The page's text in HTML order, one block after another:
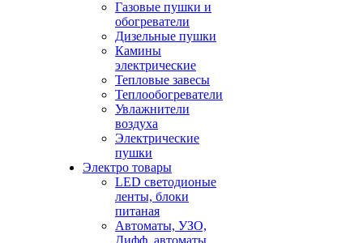
Газовые пушки и
обогреватели
Дизельные пушки
Камины
электрические
Тепловые завесы
Теплообогреватели
Увлажнители
воздуха
Электрические
пушки
Электро товары
LED светодионые
ленты, блоки
питаная
Автоматы, УЗО,
Дифф. автоматы